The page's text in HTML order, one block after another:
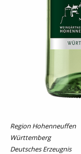
Region Hohenneuffen
Württemberg
Deutsches Erzeugnis